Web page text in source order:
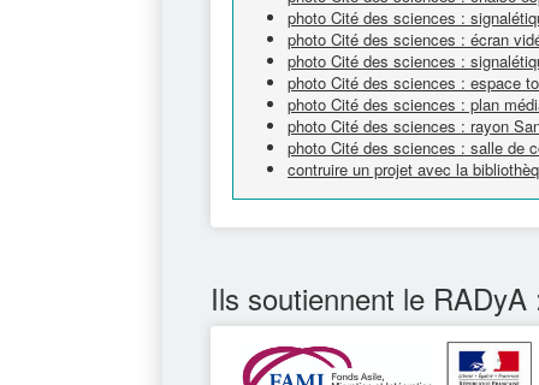
photo Cité des sciences :
photo Cité des sciences : écran
photo Cité des sciences :
photo Cité des sciences : espace
photo Cité des sciences : plan
photo Cité des sciences : rayon
photo Cité des sciences : salle de
contruire un projet avec la
Ils soutiennent le RADyA